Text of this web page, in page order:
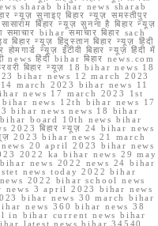
sharab bihar news sharab
न्यूज़ सुनाइए बिहार न्यूज़ समस्तीपुर
बिहार न्यूज़ सुनना है बिहार न्यूज़
समाचार bihar समाचार बिहार sach
बिहार न्यूज़ हिंदुस्तान बिहार न्यूज़ हिंदी
होमगार्ड न्यूज़ ईटीवी बिहार न्यूज़ हिंदी में
news हिंदी bihar बिहार news.com
बिहार न्यूज़ 18 bihar news 18
bihar news 12 march 2023
march 2023 bihar news 11
news 17 march 2023 1st
news 12th bihar news 17
bihar news news 18 bihar
board 10th news bihar
बिहार न्यूज़ 24 bihar news
2023 bihar news 21 march
20 april 2023 bihar news
2022 ka bihar news 29 may
news 2022 news 24 bihar
news today 2022 bihar
2022 bihar school news
news 3 april 2023 bihar news
bihar news 30 march bihar
news 360 bihar news 38
in bihar current news bihar
latest news bihar 34540